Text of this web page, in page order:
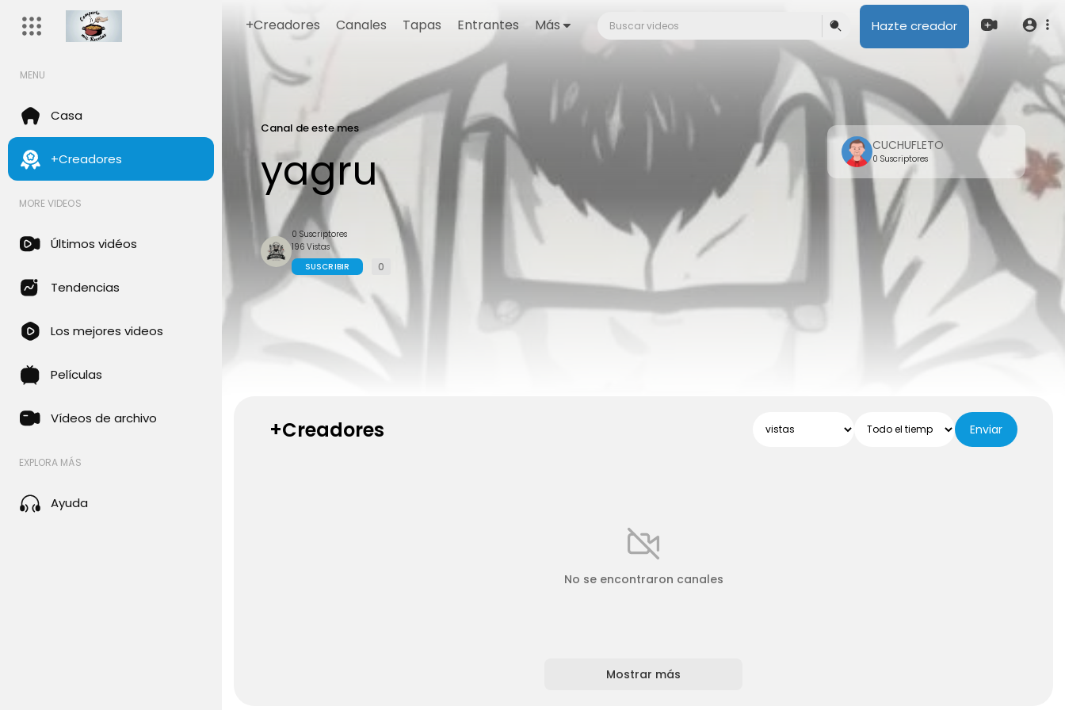
+Creadores Canales Tapas Entrantes Más Hazte creador
MENU
Casa
+Creadores
MORE VIDEOS
Últimos vidéos
Tendencias
Los mejores videos
Películas
Vídeos de archivo
EXPLORA MÁS
Ayuda
Canal de este mes
yagru
0 Suscriptores
196 Vistas
SUSCRIBIR
0
CUCHUFLETO
0 Suscriptores
+Creadores Enviar
No se encontraron canales
Mostrar más